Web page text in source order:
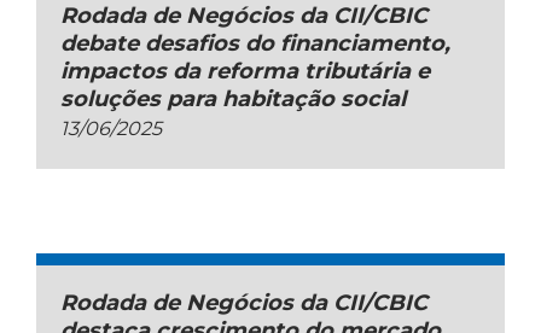
Rodada de Negócios da CII/CBIC
debate desafios do financiamento,
impactos da reforma tributária e
soluções para habitação social
13/06/2025
Rodada de Negócios da CII/CBIC